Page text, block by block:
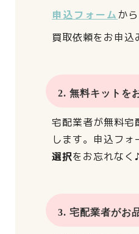
申込フォームから
買取依頼をお申込
2. 無料キットを
宅配業者が無料宅
します。 申込フォ
選択をお忘れなく
3. 宅配業者がお